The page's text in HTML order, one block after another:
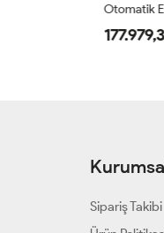
Otomatik
Gruplu,
Sipariş Takibi